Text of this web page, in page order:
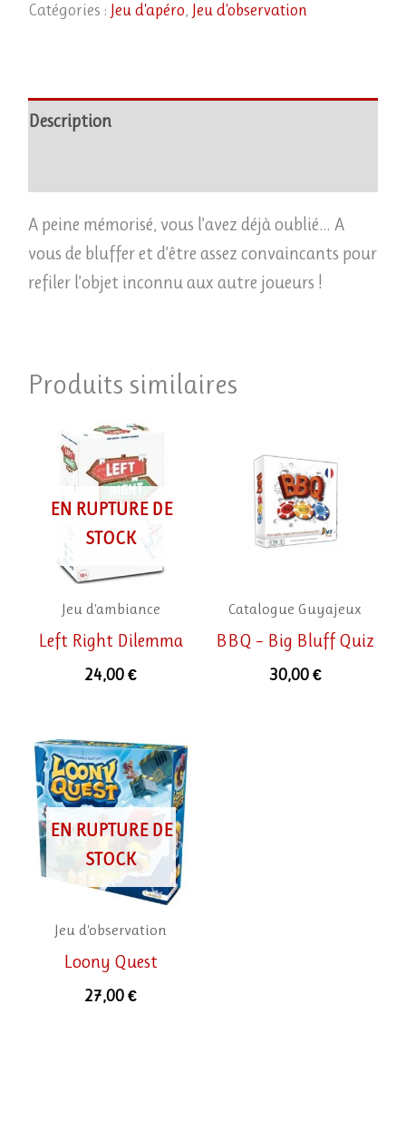
Catégories : Jeu d'apéro, Jeu d'observation
Description
A peine mémorisé, vous l’avez déjà oublié… A
vous de bluffer et d’être assez convaincants pour
refiler l’objet inconnu aux autre joueurs !
Produits similaires
EN RUPTURE DE
STOCK
Jeu d'ambiance
Left Right Dilemma
24,00€
Catalogue Guyajeux
BBQ – Big Bluff Quiz
30,00 €
EN RUPTURE DE
STOCK
Jeu d'observation
Loony Quest
27,00€